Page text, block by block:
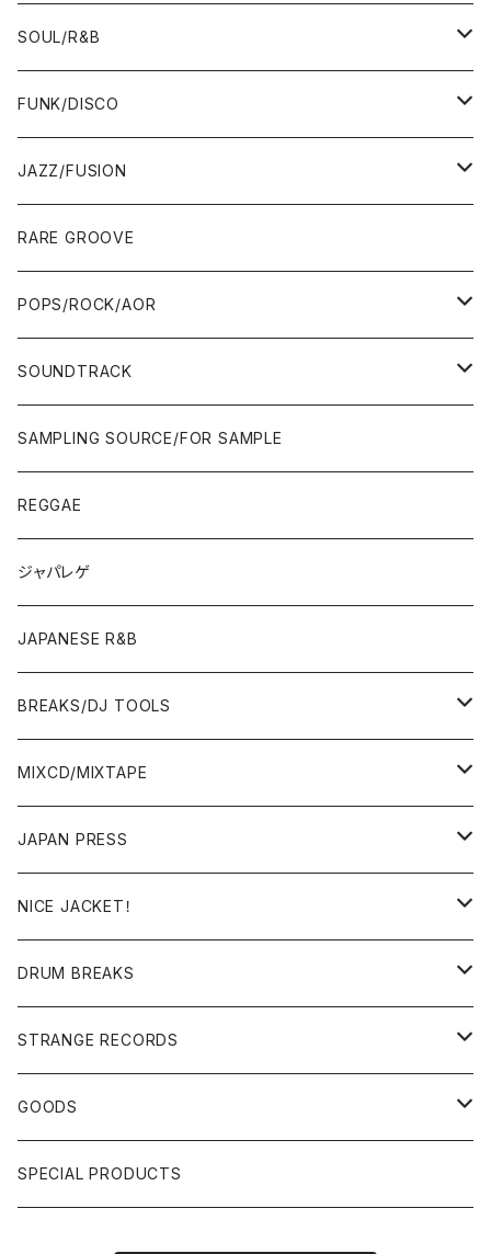
EARLY 90'S MIDDLE〜NEW SCHOOL
JAPAN ONLY RELEASE/REMIX
80'S OLD SCHOOL
EARLY 90'S MIDDLE〜NEW SCHOOL
JAPAN ONLY RELEASE/REMIX
80'S OLD SCHOOL〜EARLY 90'S
MID〜LATE 90'S
LP
80'S OLD SCHOOL〜EARLY 90'S
MID〜LATE 90'S
CD/TAPE
CD-R/DEMO/SAMPLE
CD ALBUM
LP
60'S/70'S
80'S
7"/12"
60'S/70'S
80'S
SOUL/R&B
LP
60'S/70'S
80'S
12"/7"
60'S/70'S
80'S
FUNK/DISCO
LP
70'S
80'S
12"/7"
70'S
80'S
JAZZ/FUSION
JAZZ
FUSION
RARE GROOVE
POPS/ROCK/AOR
POPS/S.S.W.
ROCK/AOR
SOUNDTRACK
LP
JAPANESE
OTHERS
7"/12"
JAPANESE
OTHERS
SAMPLING SOURCE/FOR SAMPLE
REGGAE
ジャパレゲ
JAPANESE R&B
BREAKS/DJ TOOLS
BREAKS/MEGAMIX/CUT UP
RE-EDIT/DJ TOOLS
MIXCD/MIXTAPE
MIXCD
日本語ラップ
JAPANESE DJ
MIXTAPE
JAPAN PRESS
LP(+ OBI)
7"/12"
NICE JACKET！
DONUTS 45
GIRLS
HIPHOP CLASSIC GALLERY
日本語ラップ CLASSIC GALLERY
DRUM BREAKS
US/UK/OTHERS
JAPANESE
STRANGE RECORDS
DRUM DRUM DRUM/KARAOKE
パチソン/AUDIO CHECK/LIBRARY
GOODS
BOOK
SPECIAL PRODUCTS